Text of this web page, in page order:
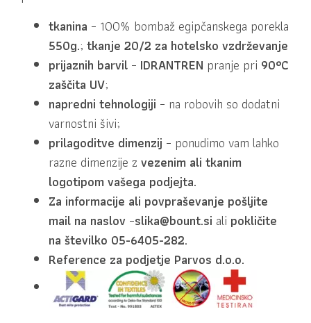
tkanina – 100% bombaž egipčanskega porekla
550g.; tkanje 20/2 za hotelsko vzdrževanje
prijaznih barvil – IDRANTREN pranje pri 90°C
zaščita UV;
napredni tehnologiji – na robovih so dodatni
varnostni šivi;
prilagoditve dimenzij – ponudimo vam lahko
razne dimenzije z vezenim ali tkanim
logotipom vašega podjejta.
Za informacije ali povpraševanje pošljite
mail na naslov –slika@bount.si ali pokličite
na številko 05-6405-282.
Reference za podjetje Parvos d.o.o.